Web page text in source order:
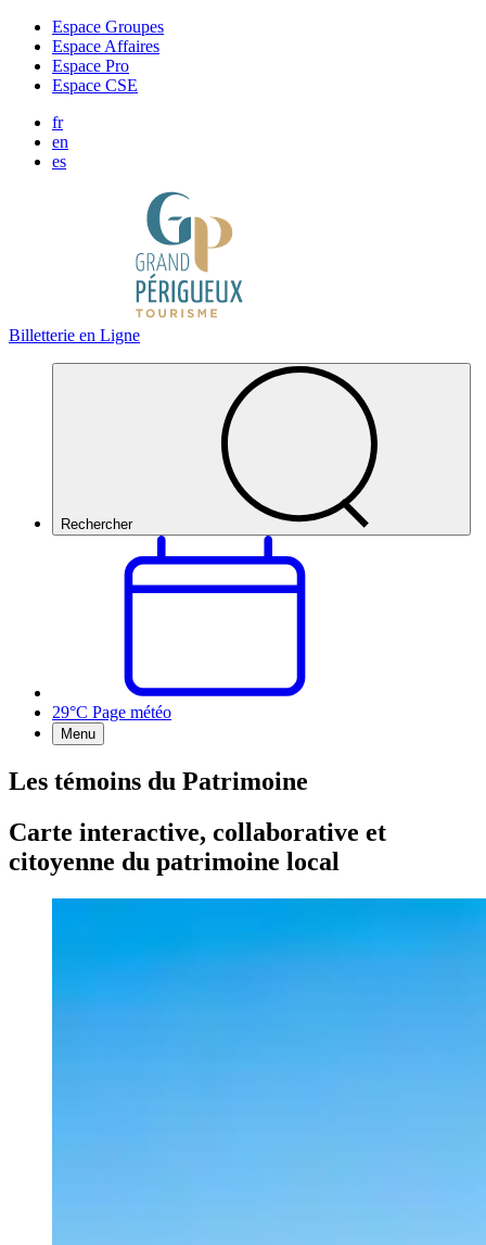
Espace Groupes
Espace Affaires
Espace Pro
Espace CSE
fr
en
es
Billetterie en Ligne
Rechercher
29°C Page météo
Menu
Les témoins du Patrimoine
Carte interactive, collaborative et
citoyenne du patrimoine local